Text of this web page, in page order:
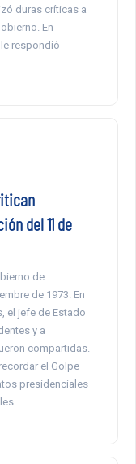
duras críticas a
En
respondió
del 11 de
de
de 1973. En
el jefe de Estado
y a
compartidas.
el Golpe
presidenciales